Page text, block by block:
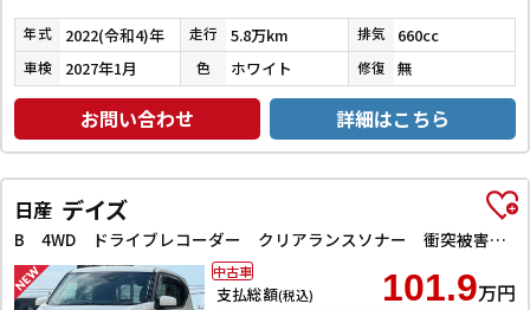
年式 2022(令和4)年 走行 5.8万km 排気 660cc
車検 2027年1月 色 ホワイト 修復 無
お問い合わせ 詳細はこちら
日産 デイズ
B 4WD ドライブレコーダー クリアランスソナー 衝突被害軽減システム オートライト アイドリングストップ 電動格納ミラー シートヒーター ベンチシート CVT 盗難防止システム ABS ESC CD
支払総額(税込) 101.9万円
中古車